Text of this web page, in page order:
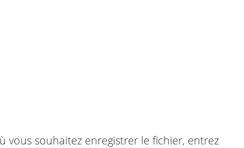
vous souhaitez enregistrer le fichier, entrez